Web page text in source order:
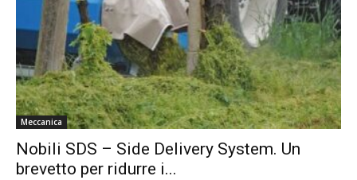
Meccanica
Nobili SDS – Side Delivery System. Un
brevetto per ridurre i...